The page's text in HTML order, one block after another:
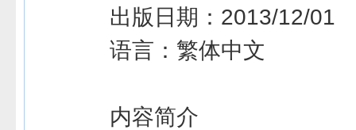
出版日期：2013/12/01
语言：繁体中文
内容简介